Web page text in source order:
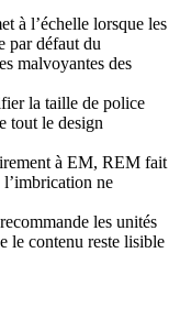
à l’échelle lorsque les
par défaut du
malvoyantes des
la taille de police
tout le design
à EM, REM fait
l’imbrication ne
les unités
le contenu reste lisible